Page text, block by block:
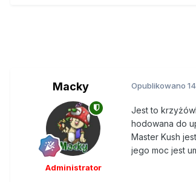
Macky
Administrator
Opublikowano
Jest to
hodowana do
Master Kush
jego moc jest